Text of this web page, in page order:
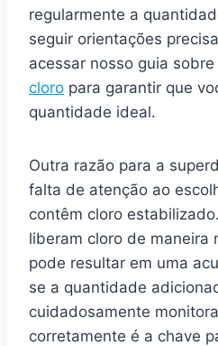
regularmente a
seguir orientações
acessar nosso guia sobre
cloro para garantir que
quantidade ideal.
Outra razão para a
falta de atenção ao
contêm cloro
liberam cloro de maneira
pode resultar em uma
se a quantidade
cuidadosamente
corretamente é a chave